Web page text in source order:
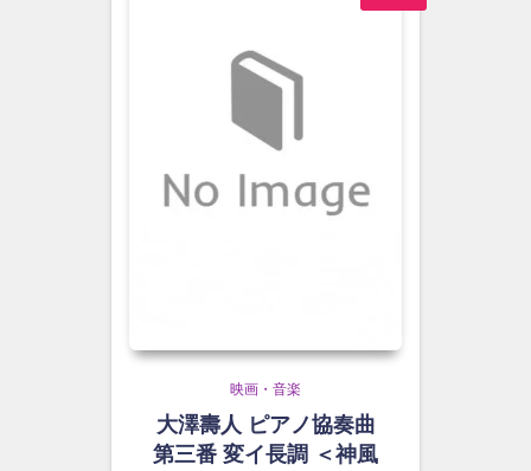
映画・音楽
大澤壽人 ピアノ協奏曲
第三番 変イ長調 ＜神風